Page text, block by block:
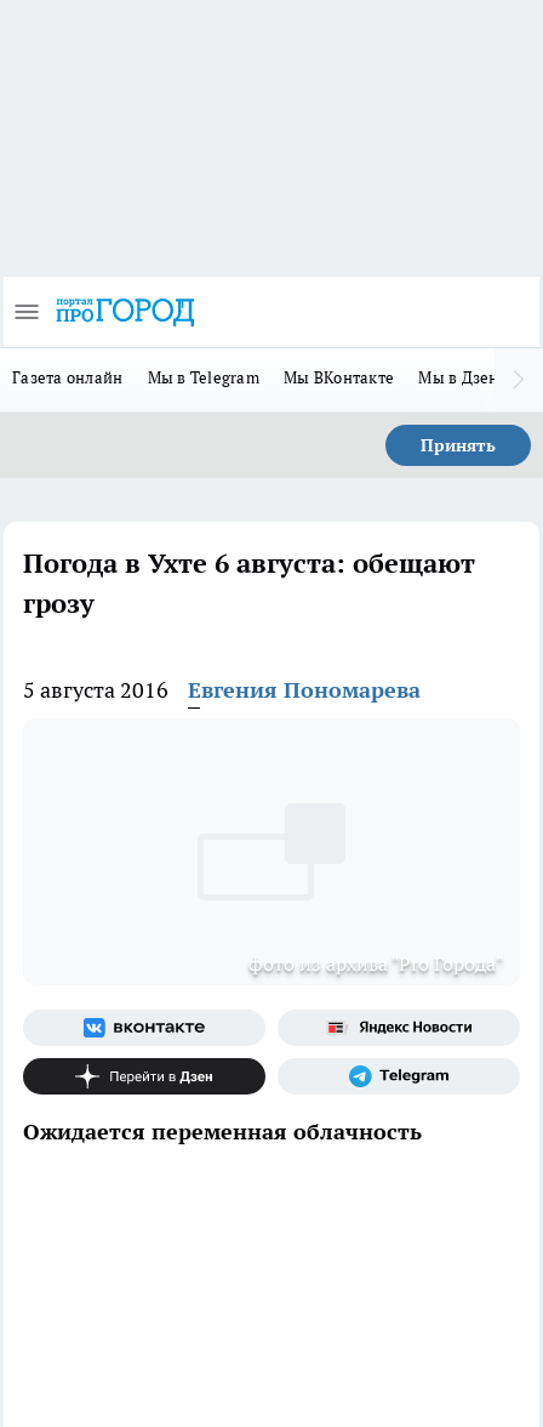
Газета онлайн Мы в Telegram Мы ВКонтакте Мы в Дзене
Принять
Погода в Ухте 6 августа: обещают
грозу
5 августа 2016 Евгения Пономарева
фото из архива "Pro Города"
Ожидается переменная облачность